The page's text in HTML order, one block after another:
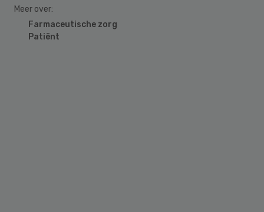
Meer over:
Farmaceutische zorg
Patiënt